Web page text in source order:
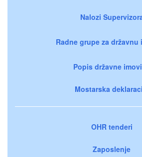
Nalozi
Radne grupe za državnu
Popis državne
Mostarska
OHR tenderi
Zaposlenje